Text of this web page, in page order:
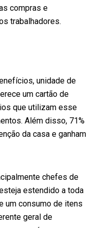
compras e
trabalhadores.
unidade de
um cartão de
que utilizam esse
Além disso, 71%
da casa e ganham
chefes de
estendido a toda
um consumo de itens
geral de